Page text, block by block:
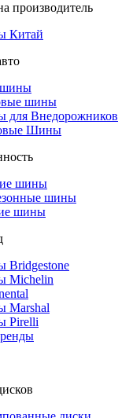
производитель
Китай
шины
Внедорожников
Шины
шины
шины
шины
Michelin
Marshal
Pirelli